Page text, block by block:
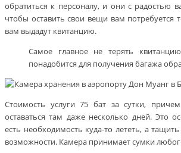
обратиться к персоналу, и они с радостью
чтобы оставить свои вещи вам потребуется
вам выдадут квитанцию.
Самое главное не терять
понадобится для получения багажа
Стоимость услуги 75 бат за сутки,
оставаться там даже несколько дней. Это
есть необходимость куда-то лететь, а
возможности. Камера принимает сумки